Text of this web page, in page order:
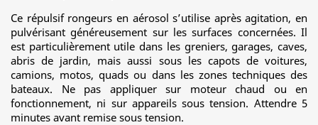
Ce répulsif rongeurs en aérosol s’utilise après agitation, en
pulvérisant généreusement sur les surfaces concernées. Il
est particulièrement utile dans les greniers, garages, caves,
abris de jardin, mais aussi sous les capots de voitures,
camions, motos, quads ou dans les zones techniques des
bateaux. Ne pas appliquer sur moteur chaud ou en
fonctionnement, ni sur appareils sous tension. Attendre 5
minutes avant remise sous tension.